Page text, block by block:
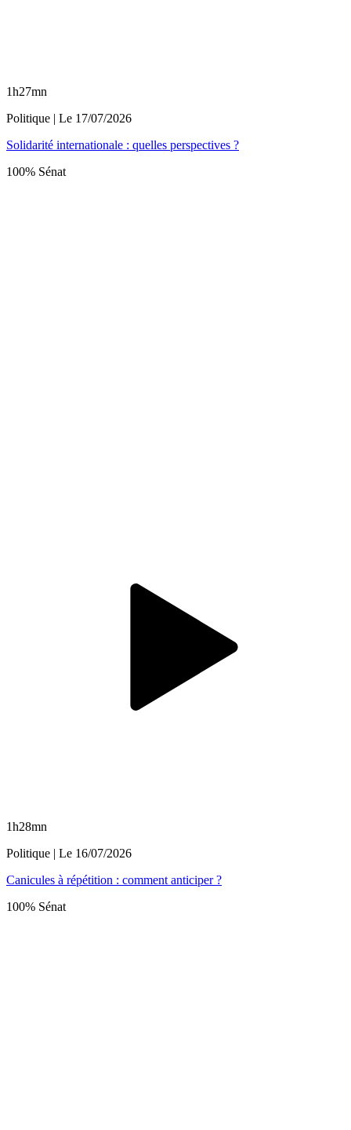
1h27mn
Politique | Le 17/07/2026
Solidarité internationale : quelles perspectives ?
100% Sénat
1h28mn
Politique | Le 16/07/2026
Canicules à répétition : comment anticiper ?
100% Sénat